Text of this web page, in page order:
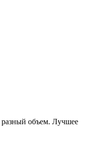
разный объем. Лучшее